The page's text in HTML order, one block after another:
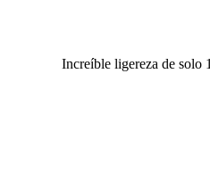
Increíble ligereza de solo